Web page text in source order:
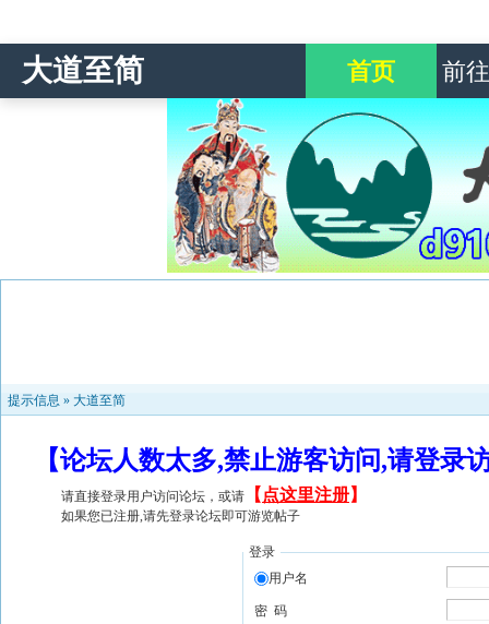
大道至简 首页 前
提示信息 » 大道至简
【论坛人数太多,禁止游客访问,请登
请直接登录用户访问论坛，或请 【 点这里注册】
如果您已注册,请先登录论坛即可游览帖子
登录
用户名
密 码